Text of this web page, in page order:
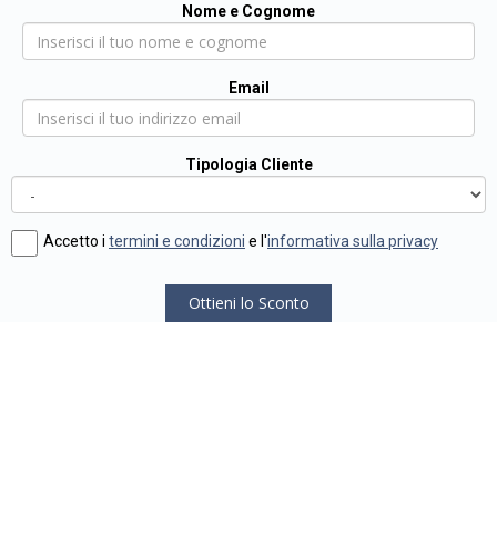
Nome e Cognome
Email
Tipologia Cliente
Accetto i termini e condizioni e l'informativa sulla privacy
Ottieni lo Sconto